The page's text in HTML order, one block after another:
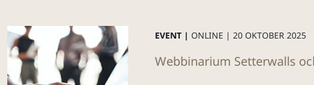
EVENT | ONLINE | 20 OKTOBER 2025
Webbinarium Setterwalls